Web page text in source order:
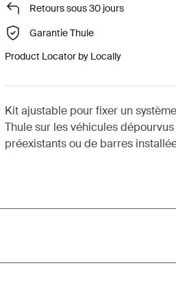
Retours sous 30 jours
Garantie Thule
Product Locator by Locally
Kit ajustable pour fixer un
Thule sur les véhicules
préexistants ou de barres